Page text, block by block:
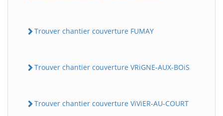
Trouver chantier couverture FUMAY
Trouver chantier couverture VRiGNE-AUX-BOiS
Trouver chantier couverture ViViER-AU-COURT